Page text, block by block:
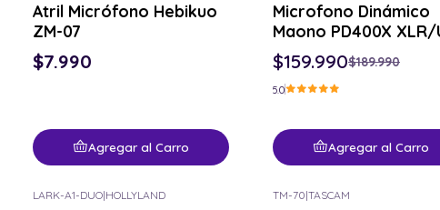
Atril Micrófono Hebikuo
ZM-07
$7.990
Agregar al Carro
Microfono Dinámico
Maono PD400X XLR/
$159.990$189.990
5.0
Agregar al Carro
LARK-A1-DUO|HOLLYLAND TM-70|TASCAM